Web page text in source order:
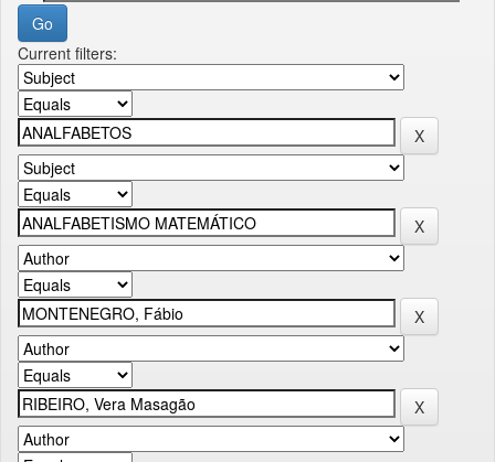
Current filters: